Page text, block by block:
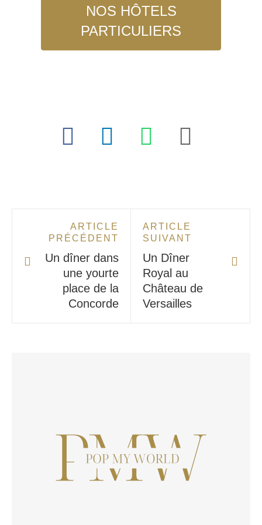
NOS HÔTELS
PARTICULIERS
ARTICLE
PRÉCÉDENT
Un dîner dans
une yourte
place de la
Concorde
ARTICLE
SUIVANT
Un Dîner
Royal au
Château de
Versailles